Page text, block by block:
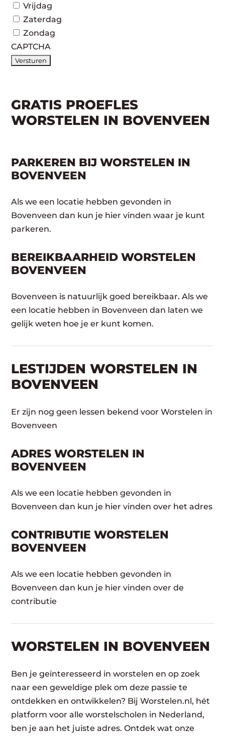
Vrijdag
Zaterdag
Zondag
CAPTCHA
GRATIS PROEFLES
WORSTELEN IN BOVENVEEN
PARKEREN BIJ WORSTELEN IN
BOVENVEEN
Als we een locatie hebben gevonden in
Bovenveen dan kun je hier vinden waar je kunt
parkeren.
BEREIKBAARHEID WORSTELEN
BOVENVEEN
Bovenveen is natuurlijk goed bereikbaar. Als we
een locatie hebben in Bovenveen dan laten we
gelijk weten hoe je er kunt komen.
LESTIJDEN WORSTELEN IN
BOVENVEEN
Er zijn nog geen lessen bekend voor Worstelen in
Bovenveen
ADRES WORSTELEN IN
BOVENVEEN
Als we een locatie hebben gevonden in
Bovenveen dan kun je hier vinden over het adres
CONTRIBUTIE WORSTELEN
BOVENVEEN
Als we een locatie hebben gevonden in
Bovenveen dan kun je hier vinden over de
contributie
WORSTELEN​ IN BOVENVEEN
Ben je geïnteresseerd in worstelen en op zoek
naar een geweldige plek om deze passie te
ontdekken en ontwikkelen? Bij Worstelen.nl, hét
platform voor alle worstelscholen in Nederland,
ben je aan het juiste adres. Ontdek wat onze